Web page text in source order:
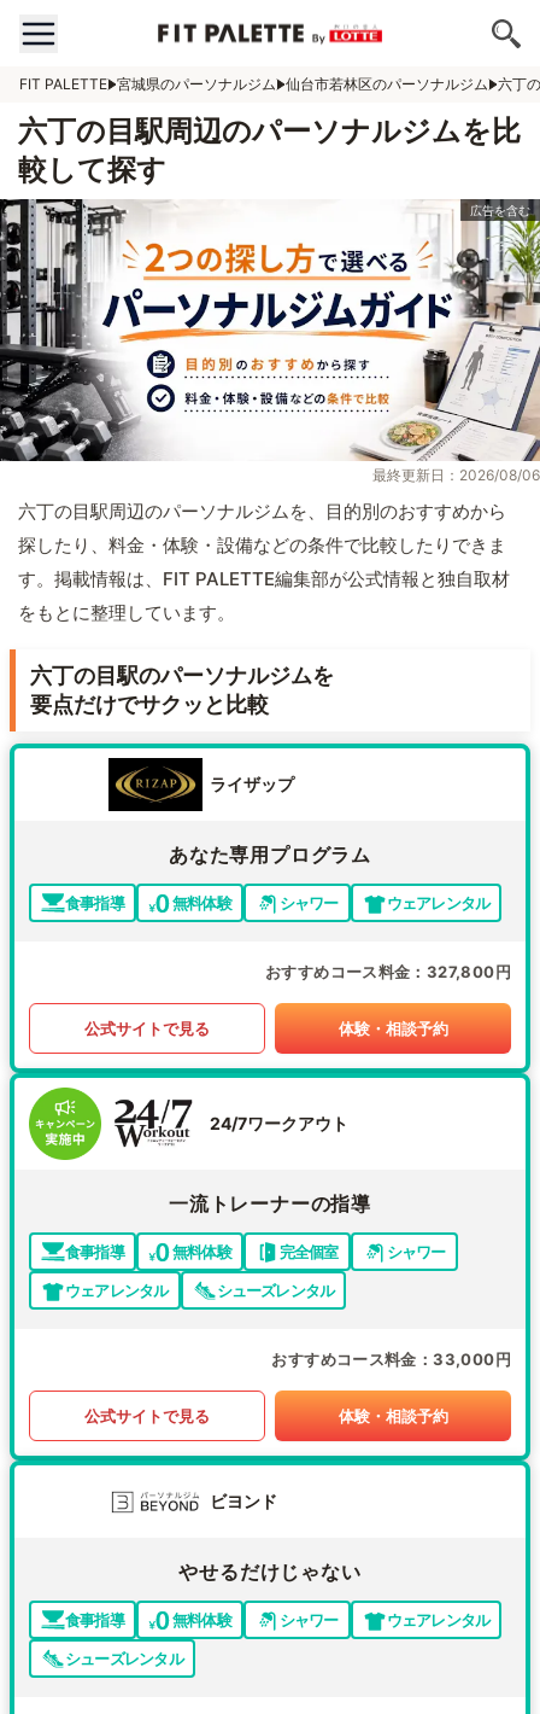
FIT PALETTE 宮城県のパーソナルジム 仙台市若林区のパーソナルジム 六丁
六丁の目駅周辺のパーソナルジムを比
較して探す
最終更新日：2026/08/06
六丁の目駅周辺のパーソナルジムを、目的別のおすすめから
探したり、料金・体験・設備などの条件で比較したりできま
す。掲載情報は、FIT PALETTE編集部が公式情報と独自取材
をもとに整理しています。
六丁の目駅のパーソナルジムを
要点だけでサクッと比較
ライザップ
あなた専用プログラム
食事指導 無料体験 シャワー ウェアレンタル
おすすめコース料金 327,800円
公式サイトで見る 体験・相談予約
24/7ワークアウト
一流トレーナーの指導
食事指導 無料体験 完全個室
シャワー
ウェアレンタル
シューズレンタル
おすすめコース料金 33,000円
公式サイトで見る 体験・相談予約
ビヨンド
やせるだけじゃない
食事指導 無料体験 シャワー
ウェアレンタル
シューズレンタル